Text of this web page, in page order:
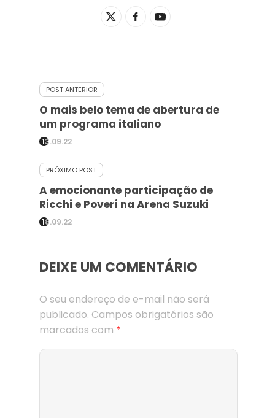
POST ANTERIOR
O mais belo tema de abertura de
um programa italiano
13.09.22
PRÓXIMO POST
A emocionante participação de
Ricchi e Poveri na Arena Suzuki
18.09.22
DEIXE UM COMENTÁRIO
O seu endereço de e-mail não será
publicado. Campos obrigatórios são
marcados com *